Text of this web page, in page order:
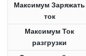
Максимум Заряжать
ток
Максимум Ток
разгрузки